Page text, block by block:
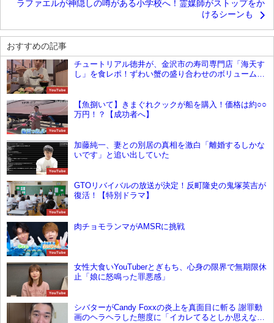
ラファエルが神隠しの噂がある小学校へ！霊媒師がストップをか
けるシーンも
おすすめの記事
YouTube
チュートリアル徳井が、金沢市の寿司専門店「海天す
し」を食レポ！ずわい蟹の盛り合わせのボリュームに
YouTube
【魚捌いて】きまぐれクックが船を購入！価格は約○○
万円！？【成功者へ】
YouTube
加藤純一、妻との別居の真相を激白「離婚するしかな
いです」と追い出していた
YouTube
GTOリバイバルの放送が決定！反町隆史の鬼塚英吉が
復活！【特別ドラマ】
YouTube
肉チョモランマがAMSRに挑戦
YouTube
女性大食いYouTuberとぎもち、心身の限界で無期限休
止「娘に怒鳴った罪悪感」
シバターがCandy Foxxの炎上を真面目に斬る 謝罪動
画のヘラヘラした態度に「イカレてるとしか思えな